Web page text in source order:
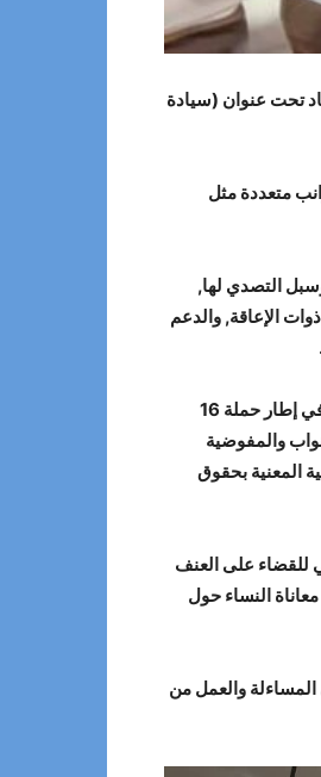
تحت عنوان (سيادة
متعددة مثل
التصدي لها,
الإعاقة, والدعم
هذا وكان المجلس الوطني للحريات وحقوق الإنسان نظم في الخامس من ديسمبر الجاري عبر (الزووم) حوارية بعنوان (العنف ضد المرأة في الفضاء الرقمي) في إطار حملة 16
والمفوضية
المعنية بحقوق
للقضاء على العنف
الموافق 10 ديسمبر، بهدف رفع الوعي حول معاناة النساء حول
المساءلة والعمل من